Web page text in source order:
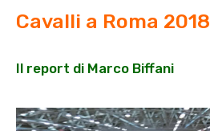
Cavalli a Roma 2018
Il report di Marco Biffani